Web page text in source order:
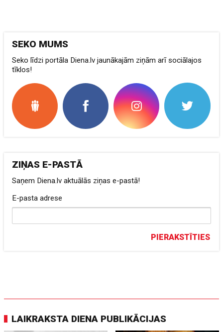
SEKO MUMS
Seko līdzi portāla Diena.lv jaunākajām ziņām arī sociālajos
tīklos!
ZIŅAS E-PASTĀ
Saņem Diena.lv aktuālās ziņas e-pastā!
E-pasta adrese
PIERAKSTĪTIES
LAIKRAKSTA DIENA PUBLIKĀCIJAS